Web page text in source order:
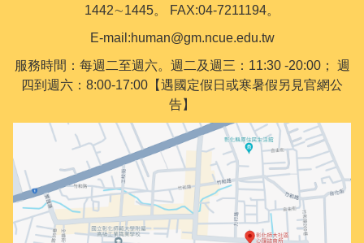
1442∼1445。 FAX:04-7211194。
E-mail:human@gm.ncue.edu.tw
服務時間：每週二至週六。週二及週三：11:30 -20:00； 週
四到週六：8:00-17:00【遇國定假日或寒暑假另見官網公
告】